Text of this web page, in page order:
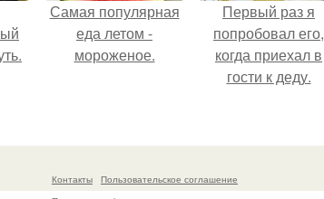
Самая популярная
еда летом -
мороженое.
Первый раз я
попробовал его,
когда приехал в
гости к деду.
Контакты
Пользовательское соглашение